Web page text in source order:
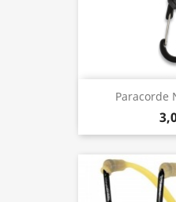
Paracorde